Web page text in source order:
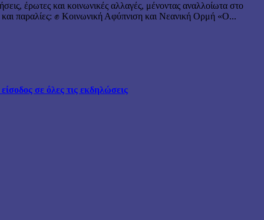
έρωτες και κοινωνικές αλλαγές, μένοντας αναλλοίωτα στο
παραλίες: ✊ Κοινωνική Αφύπνιση και Νεανική Ορμή «Ο...
σε όλες τις εκδηλώσεις